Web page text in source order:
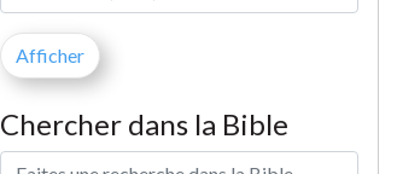
Chercher dans la Bible